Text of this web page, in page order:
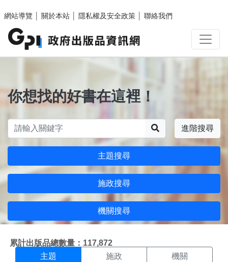
網站導覽
關於本站 隱私權及安全政策 聯絡我們
你想找的好書在這裡！
進階搜尋
主題搜尋
施政搜尋
機關搜尋
累計出版品總數量：117,872
主題搜尋結果頁面
主題 施政 機關